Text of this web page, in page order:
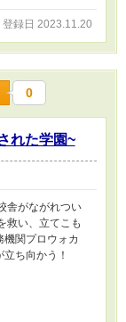
登録日 2023.11.20
0
れた学園~
舎がながれつい
救い、立てこも
機関プロウォカ
ち向かう！